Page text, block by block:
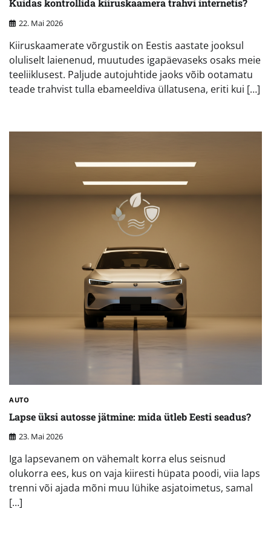
Kuidas kontrollida kiiruskaamera trahvi internetis?
22. Mai 2026
Kiiruskaamerate võrgustik on Eestis aastate jooksul
oluliselt laienenud, muutudes igapäevaseks osaks meie
teeliiklusest. Paljude autojuhtide jaoks võib ootamatu
teade trahvist tulla ebameeldiva üllatusena, eriti kui […]
AUTO
Lapse üksi autosse jätmine: mida ütleb Eesti seadus?
23. Mai 2026
Iga lapsevanem on vähemalt korra elus seisnud
olukorra ees, kus on vaja kiiresti hüpata poodi, viia laps
trenni või ajada mõni muu lühike asjatoimetus, samal
[…]